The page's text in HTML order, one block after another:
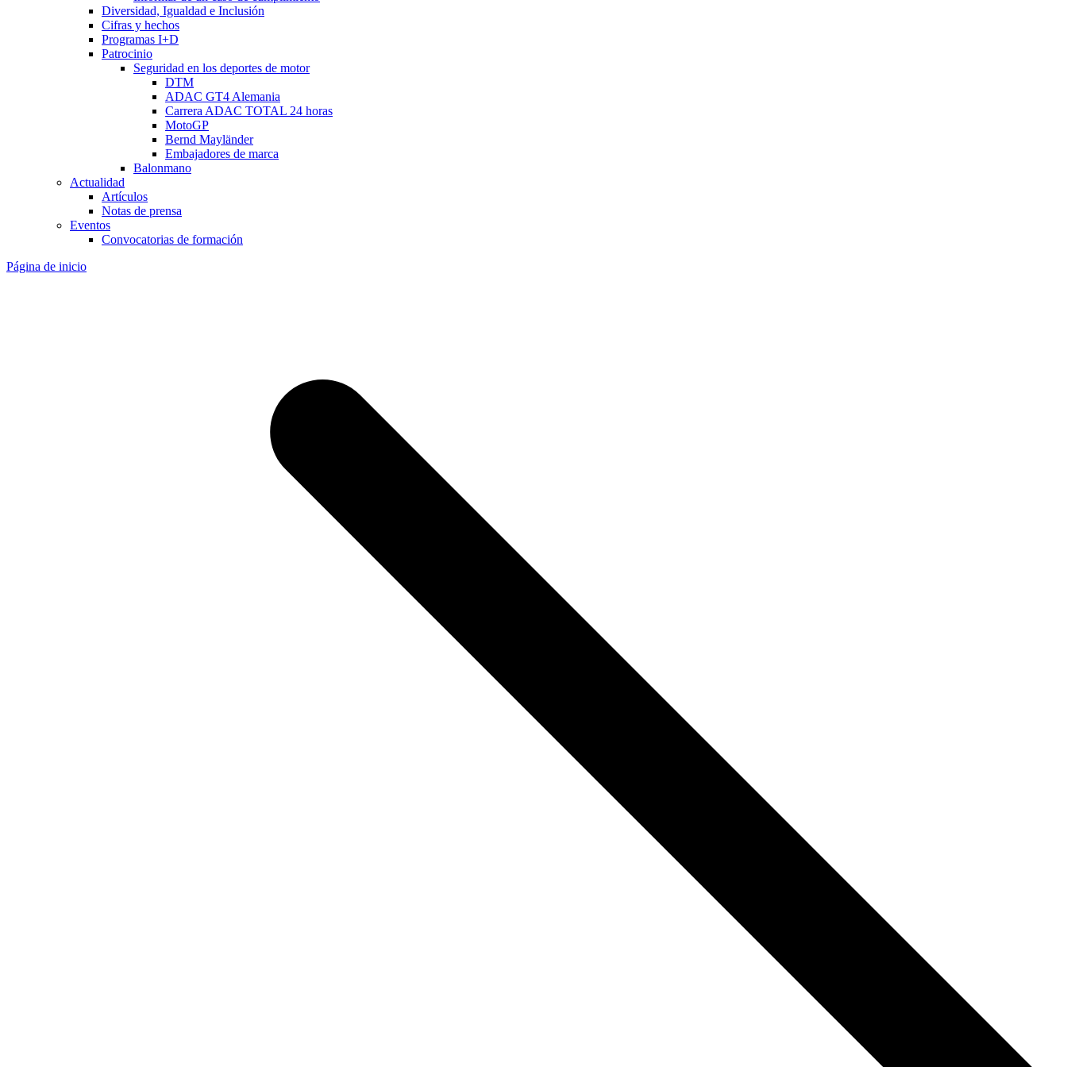
Diversidad, Igualdad e Inclusión
Cifras y hechos
Programas I+D
Patrocinio
Seguridad en los deportes de motor
DTM
ADAC GT4 Alemania
Carrera ADAC TOTAL 24 horas
MotoGP
Bernd Mayländer
Embajadores de marca
Balonmano
Actualidad
Artículos
Notas de prensa
Eventos
Convocatorias de formación
Página de inicio